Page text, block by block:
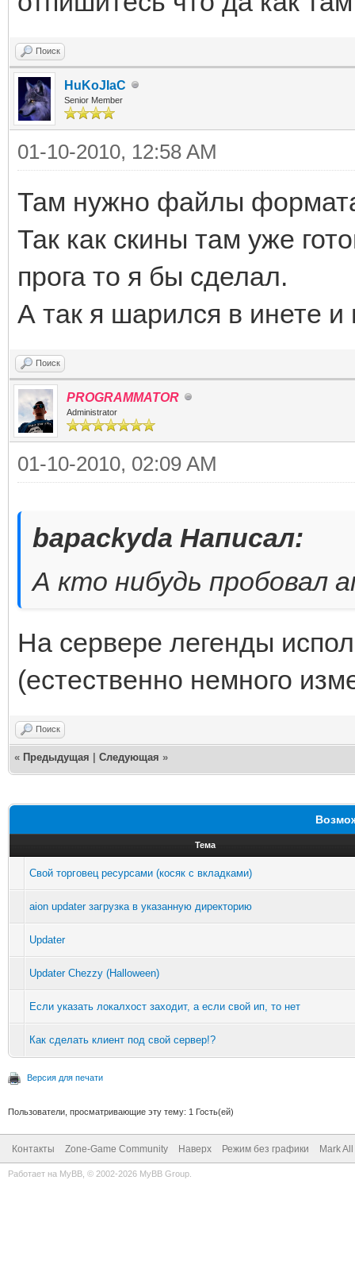
Поиск
HuKoJIaC
Senior Member
01-10-2010, 12:58 AM
Там нужно файлы
Так как скины там уже
прога то я бы сделал.
А так я шарился в инете
Поиск
PROGRAMMATOR
Administrator
01-10-2010, 02:09 AM
bapackyda Написал:
А кто нибудь пробовал
На сервере легенды
(естественно немного
Поиск
« Предыдущая Следующая »
Тема
Свой торговец ресурсами (косяк с вкладками)
aion updater загрузка в указанную директорию
Updater
Updater Chezzy (Halloween)
Если указать локалхост заходит, а если свой ип, то нет
Как сделать клиент под свой сервер!?
Версия для печати
Пользователи, просматривающие эту тему: 1 Гость(ей)
Контакты Zone-Game Community Наверх Режим без графики Mark
Работает на MyBB , © 2002-2026 MyBB Group